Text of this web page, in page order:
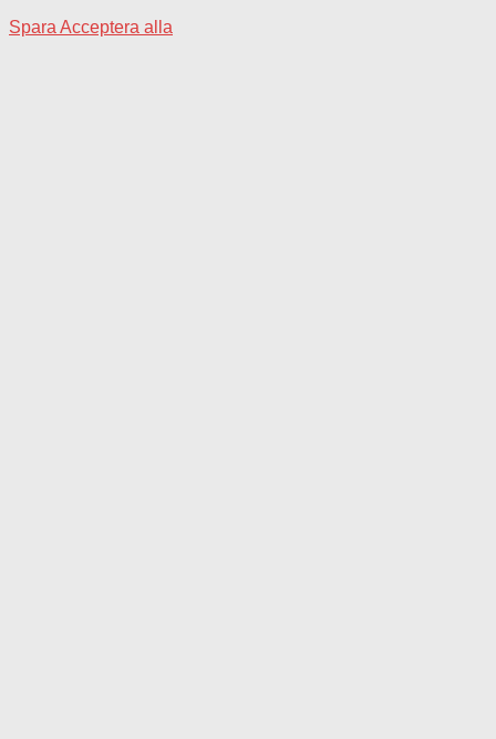
Spara Acceptera alla